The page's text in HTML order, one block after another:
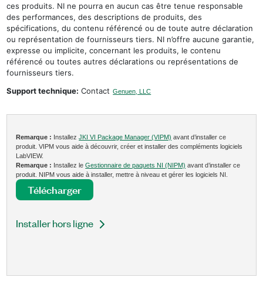
ces produits. NI ne pourra en aucun cas être tenue responsable
des performances, des descriptions de produits, des
spécifications, du contenu référencé ou de toute autre déclaration
ou représentation de fournisseurs tiers. NI n’offre aucune garantie,
expresse ou implicite, concernant les produits, le contenu
référencé ou toutes autres déclarations ou représentations de
fournisseurs tiers.
Support technique: Contact Genuen, LLC
Remarque : InstallezJKI VI Package Manager (VIPM) avant d’installer ce
produit. VIPM vous aide à découvrir, créer et installer des compléments logiciels
LabVIEW.
Remarque : Installez leGestionnaire de paquets NI (NIPM) avant d’installer ce
produit. NIPM vous aide à installer, mettre à niveau et gérer les logiciels NI.
Télécharger
Installer hors ligne